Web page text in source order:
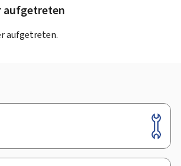
aufgetreten
aufgetreten.